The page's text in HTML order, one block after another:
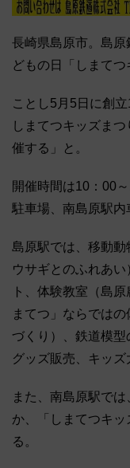
長崎県島原市。島原
どもの日「しまてつ
ことし5月5日に創
しまてつキッズま
催する」と。
開催時間は10：00
駐車場、南島原駅内
島原駅では、移動動
ウサギとのふれあ
ト、体験教室（島
まてつ」ならでは
づくり）、鉄道模
グッズ販売、キッズ
また、南島原駅で
か、「しまてつキ
る。